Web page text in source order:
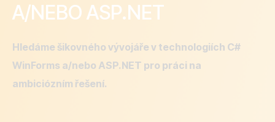
A/NEBO ASP.NET
Hledáme šikovného vývojáře v technologiích C#
WinForms a/nebo ASP.NET pro práci na
ambiciózním řešení.